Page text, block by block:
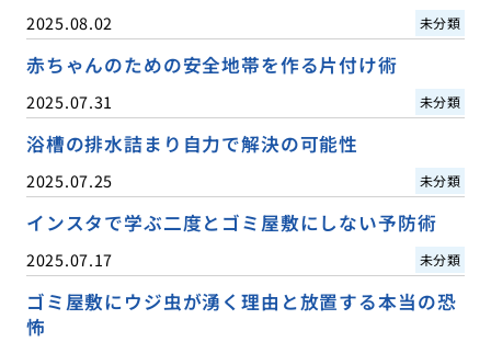
2025.08.02 未分類
赤ちゃんのための安全地帯を作る片付け術
2025.07.31 未分類
浴槽の排水詰まり自力で解決の可能性
2025.07.25 未分類
インスタで学ぶ二度とゴミ屋敷にしない予防術
2025.07.17 未分類
ゴミ屋敷にウジ虫が湧く理由と放置する本当の恐
怖